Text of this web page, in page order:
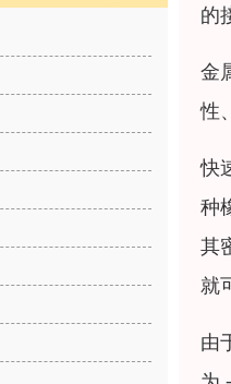
的
金
性
快
种
其
就
由